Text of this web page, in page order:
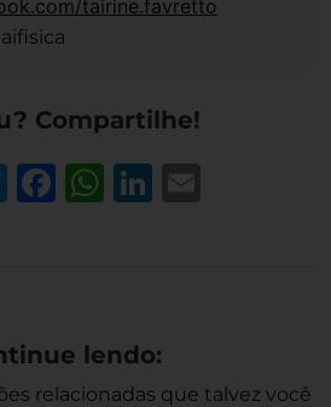
tairine.favretto
Compartilhe!
Twitter
Facebook
WhatsApp
LinkedIn
lendo:
relacionadas que talvez você